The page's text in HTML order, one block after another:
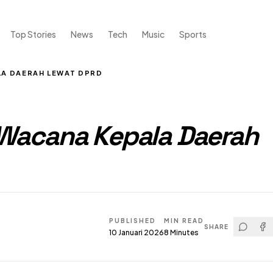
Top Stories News Tech Music Sports
DAERAH LEWAT DPRD
Kepala Daerah
PUBLISHED
10 Januari 2026
MIN READ
8 Minutes
SHARE